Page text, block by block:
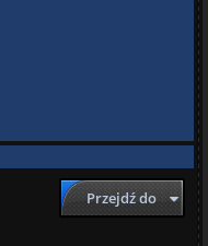
Przejdź do